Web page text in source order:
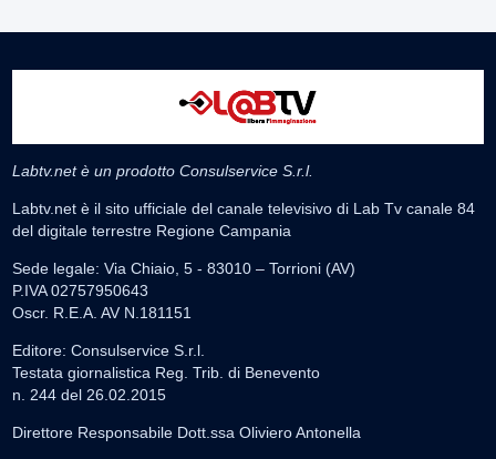
Labtv.net è un prodotto Consulservice S.r.l.
Labtv.net è il sito ufficiale del canale televisivo di Lab Tv canale 84
del digitale terrestre Regione Campania
Sede legale: Via Chiaio, 5 - 83010 – Torrioni (AV)
P.IVA 02757950643
Oscr. R.E.A. AV N.181151
Editore: Consulservice S.r.l.
Testata giornalistica Reg. Trib. di Benevento
n. 244 del 26.02.2015
Direttore Responsabile Dott.ssa Oliviero Antonella